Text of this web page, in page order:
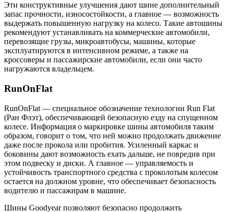
Эти конструктивные улучшения дают шине дополнительный
запас прочности, износостойкости, а главное — возможность
выдержать повышенную нагрузку на колесо. Такие автошины
рекомендуют устанавливать на коммерческие автомобили,
перевозящие грузы, микроавтобусы, машины, которые
эксплуатируются в интенсивном режиме, а также на
кроссоверы и пассажирские автомобили, если они часто
нагружаются владельцем.
RunOnFlat
RunOnFlat — специальное обозначение технологии Run Flat
(Ран Флэт), обеспечивающей безопасную езду на спущенном
колесе. Информация о маркировке шины автомобиля таким
образом, говорит о том, что ней можно продолжать движение
даже после прокола или пробития. Усиленный каркас и
боковины дают возможность ехать дальше, не повредив при
этом подвеску и диски. А главное — управляемость и
устойчивость транспортного средства с проколотым колесом
остается на должном уровне, что обеспечивает безопасность
водителю и пассажирам в машине.
Шины Goodyear позволяют безопасно продолжить